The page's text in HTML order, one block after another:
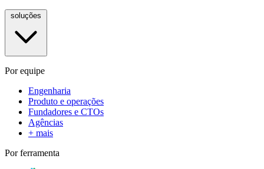
Por equipe
Engenharia
Produto e operações
Fundadores e CTOs
Agências
+ mais
Por ferramenta